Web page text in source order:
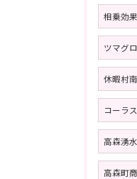
相乗効
ツマグ
休暇村
コーラス
高森湧
高森町